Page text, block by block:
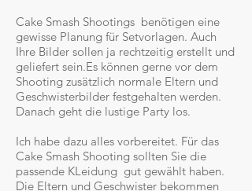
Cake Smash Shootings benötigen eine
gewisse Planung für Setvorlagen. Auch
Ihre Bilder sollen ja rechtzeitig erstellt und
geliefert sein.Es können gerne vor dem
Shooting zusätzlich normale Eltern und
Geschwisterbilder festgehalten werden.
Danach geht die lustige Party los.
Ich habe dazu alles vorbereitet. Für das
Cake Smash Shooting sollten Sie die
passende KLeidung gut gewählt haben.
Die Eltern und Geschwister bekommen